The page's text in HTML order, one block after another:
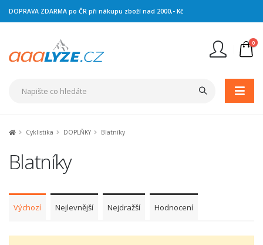
DOPRAVA ZDARMA po ČR při nákupu zboží nad 2000,- Kč
0
Cyklistika DOPLŇKY Blatníky
Blatníky
Výchozí Nejlevnější Nejdražší Hodnocení